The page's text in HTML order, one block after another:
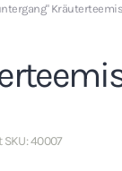
SKU: 40007